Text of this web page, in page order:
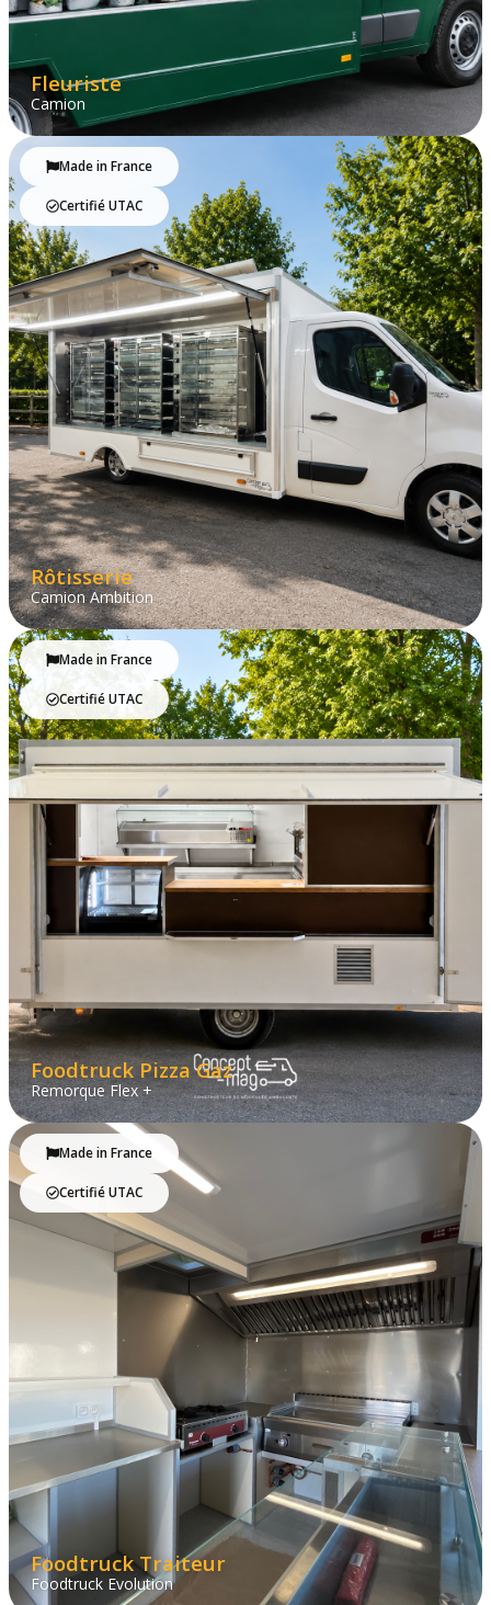
Fleuriste
Camion
Made in France
Certifié UTAC
Rôtisserie
Camion Ambition
Made in France
Certifié UTAC
Foodtruck Pizza Gaz
Remorque Flex +
Made in France
Certifié UTAC
Foodtruck Traiteur
Foodtruck Evolution